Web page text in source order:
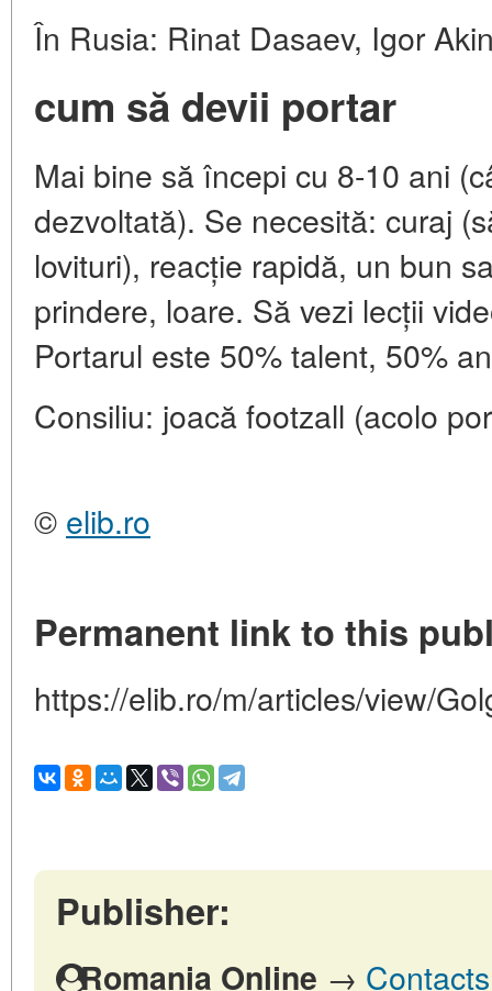
În Rusia: Rinat Dasaev, Igor
cum să devii portar
Mai bine să începi cu 8-10 ani
dezvoltată). Se necesită: curaj
lovituri), reacție rapidă, un bun
prindere, loare. Să vezi lecții
Portarul este 50% talent, 50%
Consiliu: joacă footzall (acolo
© elib.ro
Permanent link to this
https://elib.ro/m/articles/view/
Publisher:
Romania Online →